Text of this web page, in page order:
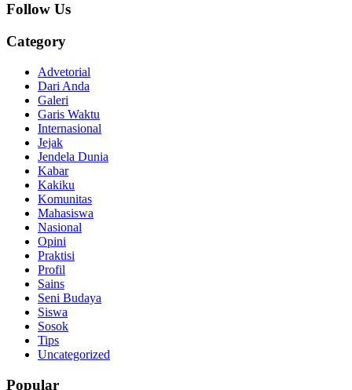
Follow Us
Category
Advetorial
Dari Anda
Galeri
Garis Waktu
Internasional
Jejak
Jendela Dunia
Kabar
Kakiku
Komunitas
Mahasiswa
Nasional
Opini
Praktisi
Profil
Sains
Seni Budaya
Siswa
Sosok
Tips
Uncategorized
Popular